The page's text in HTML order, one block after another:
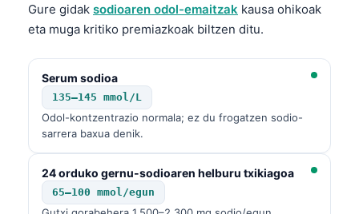
Gure gidak sodioaren odol-emaitzak kausa ohikoak
eta muga kritiko premiazkoak biltzen ditu.
Serum sodioa
135–145 mmol/L
Odol-kontzentrazio normala; ez du frogatzen sodio-
sarrera baxua denik.
24 orduko gernu-sodioaren helburu txikiagoa
65–100 mmol/egun